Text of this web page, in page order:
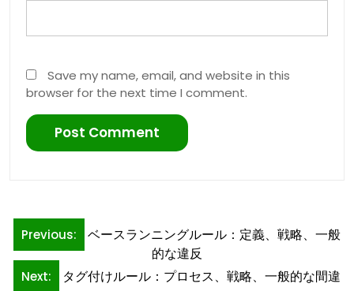
Save my name, email, and website in this
browser for the next time I comment.
Post
navigation
Previous:
ベースランニングルール：定義、戦略、一般
的な違反
Next:
タグ付けルール：プロセス、戦略、一般的な間違